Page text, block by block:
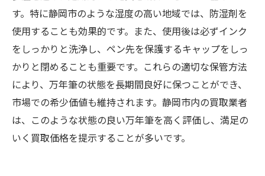
す。特に静岡市のような湿度の高い地域では、防湿剤を
使用することも効果的です。また、使用後は必ずインク
をしっかりと洗浄し、ペン先を保護するキャップをしっ
かりと閉めることも重要です。これらの適切な保管方法
により、万年筆の状態を長期間良好に保つことができ、
市場での希少価値も維持されます。静岡市内の買取業者
は、このような状態の良い万年筆を高く評価し、満足の
いく買取価格を提示することが多いです。